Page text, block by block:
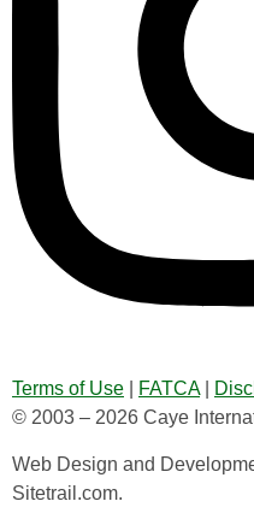
Terms of Use FATCA|
© 2003 – 2026 Caye
Web Design and
Sitetrail.com.